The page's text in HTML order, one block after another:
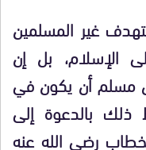
غير المسلمين
الإسلام، بل إن
مسلم أن يكون في
بالدعوة إلى
رضي الله عنه